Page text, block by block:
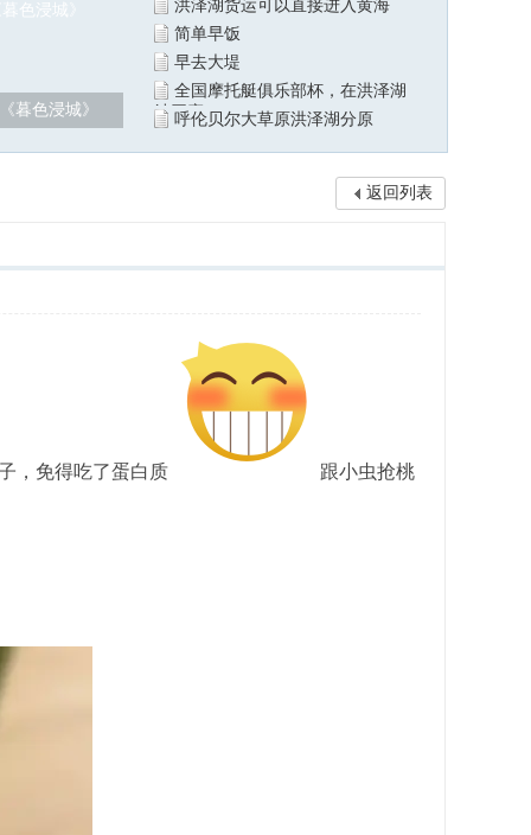
暮色浸城》
洪泽湖货运可以直接进入黄海
简单早饭
早去大堤
全国摩托艇俱乐部杯，在洪泽湖
站开赛
呼伦贝尔大草原洪泽湖分原
返回列表
，免得吃了蛋白质 跟小虫抢桃